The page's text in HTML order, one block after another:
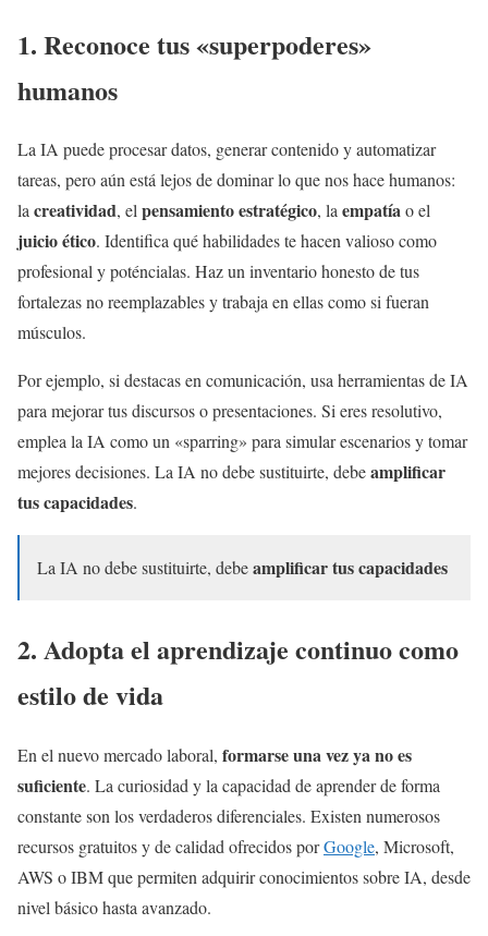
1. Reconoce tus «superpoderes»
humanos
La IA puede procesar datos, generar contenido y automatizar
tareas, pero aún está lejos de dominar lo que nos hace humanos:
lacreatividad, elpensamiento estratégico, laempatíao el
juicio ético. Identifica qué habilidades te hacen valioso como
profesional y poténcialas. Haz un inventario honesto de tus
fortalezas no reemplazables y trabaja en ellas como si fueran
músculos.
Por ejemplo, si destacas en comunicación, usa herramientas de IA
para mejorar tus discursos o presentaciones. Si eres resolutivo,
emplea la IA como un «sparring» para simular escenarios y tomar
mejores decisiones. La IA no debe sustituirte, debeamplificar
tus capacidades.
La IA no debe sustituirte, debeamplificar tus capacidades
2. Adopta el aprendizaje continuo como
estilo de vida
En el nuevo mercado laboral, formarse una vez ya no es
suficiente. La curiosidad y la capacidad de aprender de forma
constante son los verdaderos diferenciales. Existen numerosos
recursos gratuitos y de calidad ofrecidos porGoogle, Microsoft,
AWS o IBM que permiten adquirir conocimientos sobre IA, desde
nivel básico hasta avanzado.